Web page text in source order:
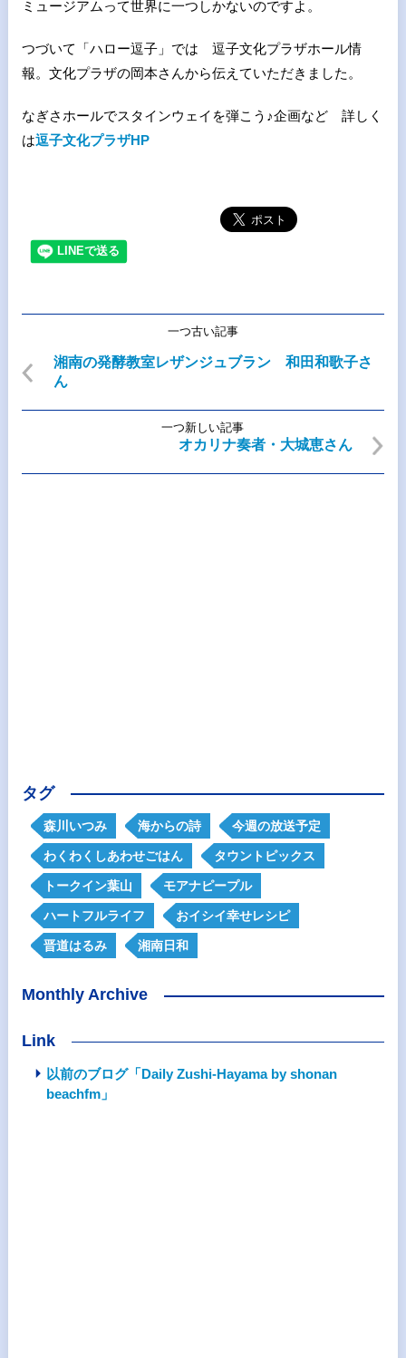
ミュージアムって世界に一つしかないのですよ。
つづいて「ハロー逗子」では 逗子文化プラザホール情
報。文化プラザの岡本さんから伝えていただきました。
なぎさホールでスタインウェイを弾こう♪企画など 詳しく
は逗子文化プラザHP
一つ古い記事
湘南の発酵教室レザンジュブラン 和田和歌子さ
ん
一つ新しい記事
オカリナ奏者・大城恵さん
タグ
森川いつみ 海からの詩 今週の放送予定
わくわくしあわせごはん タウントピックス
トークイン葉山 モアナピープル
ハートフルライフ おイシイ幸せレシピ
晋道はるみ 湘南日和
Monthly Archive
Link
以前のブログ「Daily Zushi-Hayama by shonan
beachfm」